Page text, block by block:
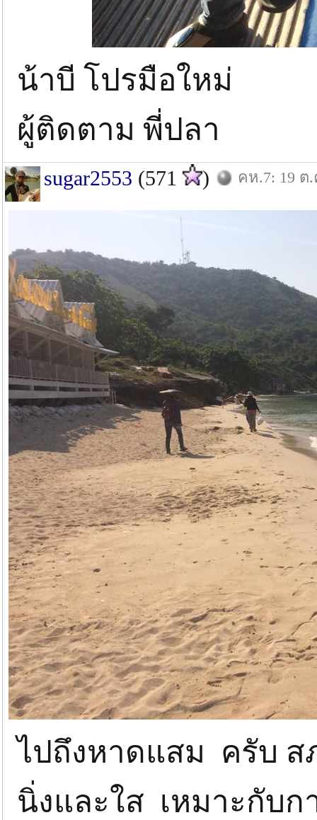
น้าบี โปรมือใหม่
ผู้ติดตาม พี่ปลา
sugar2553 (571 ) คห.7: 19 ต.
ไปถึงหาดแสม ครับ ส
นิ่งและใส เหมาะกับก